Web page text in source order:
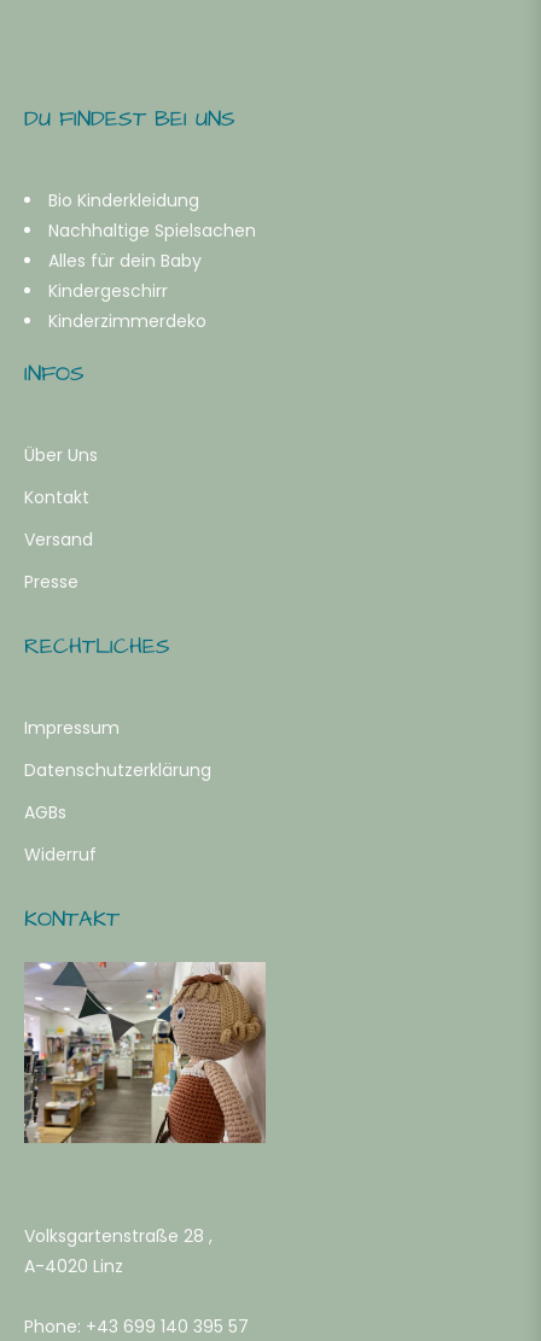
DU FINDEST BEI UNS
Bio Kinderkleidung
Nachhaltige Spielsachen
Alles für dein Baby
Kindergeschirr
Kinderzimmerdeko
INFOS
Über Uns
Kontakt
Versand
Presse
RECHTLICHES
Impressum
Datenschutzerklärung
AGBs
Widerruf
KONTAKT
Volksgartenstraße 28 ,
A-4020 Linz
Phone: +43 699 140 395 57